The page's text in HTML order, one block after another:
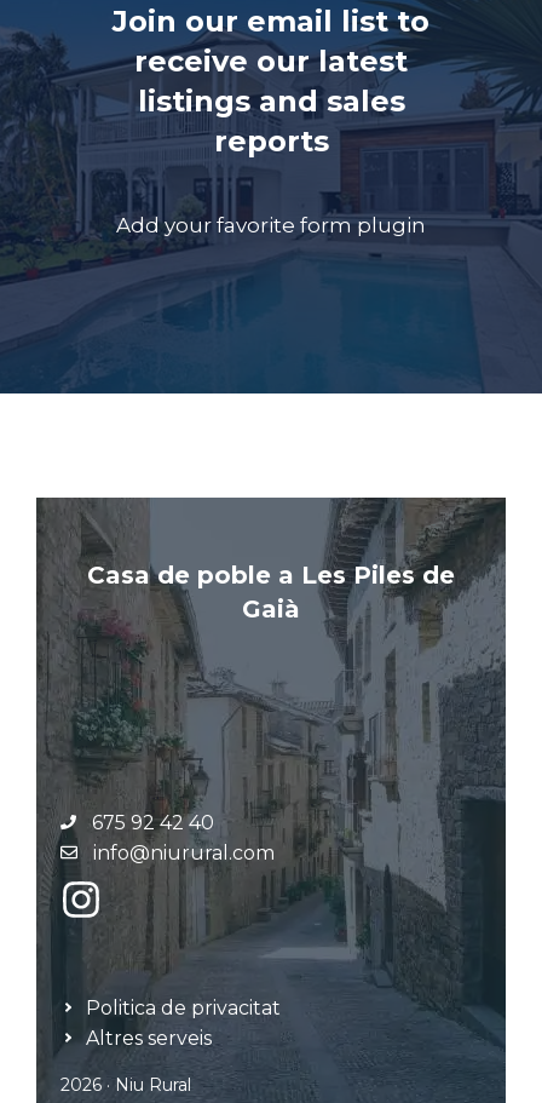
Join our email list to
receive our latest
listings and sales
reports
Add your favorite form plugin
Casa de poble a Les Piles de
Gaià
675 92 42 40
info@niurural.com
Politica de privacitat
Altres serveis
2026 · Niu Rural